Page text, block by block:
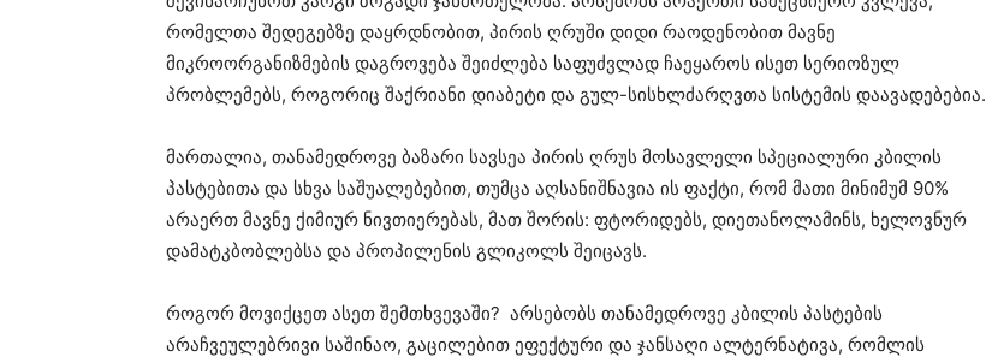
რომელთა შედეგებზე დაყრდნობით, პირის ღრუში დიდი რაოდენობით მავნე
მიკროორგანიზმების დაგროვება შეიძლება საფუძვლად ჩაეყაროს ისეთ სერიოზულ
პრობლემებს, როგორიც შაქრიანი დიაბეტი და გულ-სისხლძარღვთა სისტემის დაავადებებია.
მართალია, თანამედროვე ბაზარი სავსეა პირის ღრუს მოსავლელი სპეციალური კბილის
პასტებითა და სხვა საშუალებებით, თუმცა აღსანიშნავია ის ფაქტი, რომ მათი მინიმუმ 90%
არაერთ მავნე ქიმიურ ნივთიერებას, მათ შორის: ფტორიდებს, დიეთანოლამინს, ხელოვნურ
დამატკბობლებსა და პროპილენის გლიკოლს შეიცავს.
როგორ მოვიქცეთ ასეთ შემთხვევაში? არსებობს თანამედროვე კბილის პასტების
არაჩვეულებრივი საშინაო, გაცილებით ეფექტური და ჯანსაღი ალტერნატივა, რომლის